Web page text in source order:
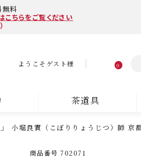
料
こちらをご覧ください
ようこそゲスト様 0
茶道具
小堀良實（こぼりりょうじつ）師 京
商品番号 702071